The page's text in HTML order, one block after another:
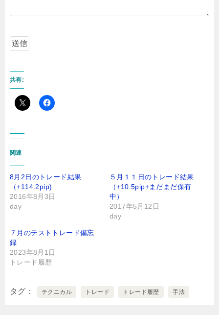
共有:
関連
8月2日のトレード結果
（+114.2pip)
2016年8月3日
day
５月１１日のトレード結果
（+10.5pip+まだまだ保有
中）
2017年5月12日
day
７月のテストトレード備忘
録
2023年8月1日
トレード履歴
タグ テクニカル トレード トレード履歴 手法